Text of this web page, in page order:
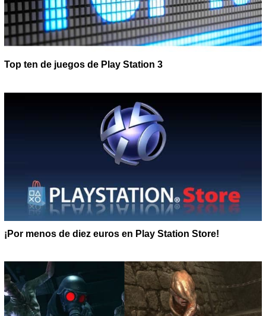
Top ten de juegos de Play Station 3
¡Por menos de diez euros en Play Station Store!